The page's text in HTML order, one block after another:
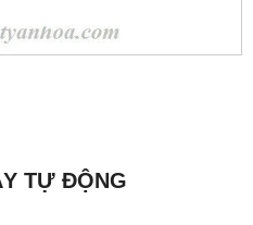
TỰ ĐỘNG